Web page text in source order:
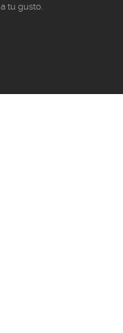
a tu gusto.